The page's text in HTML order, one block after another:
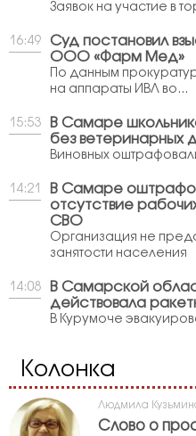
Заявок на участие в
16:49
Суд постановил
ООО «Фарм Мед»
По данным
на аппараты ИВЛ во...
15:53
В Самаре
без ветеринарных
Виновных
14:21
В Самаре
отсутствие
СВО
Организация не
занятости населения
14:08
В Самарской
действовала
В Курумоче
Колонка
Людмила
Слово о